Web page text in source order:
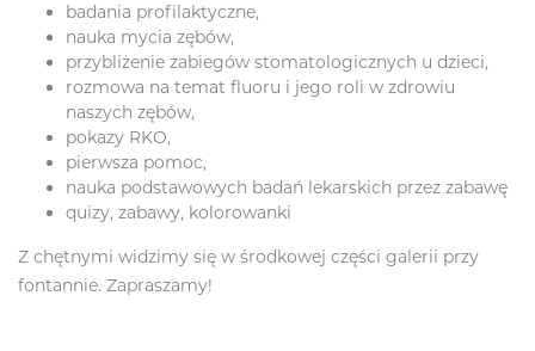
badania profilaktyczne,
nauka mycia zębów,
przybliżenie zabiegów stomatologicznych u dzieci,
rozmowa na temat fluoru i jego roli w zdrowiu
naszych zębów,
pokazy RKO,
pierwsza pomoc,
nauka podstawowych badań lekarskich przez zabawę
quizy, zabawy, kolorowanki
Z chętnymi widzimy się w środkowej części galerii przy
fontannie. Zapraszamy!